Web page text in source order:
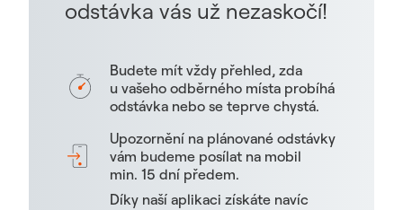
odstávka vás už nezaskočí!
Budete mít vždy přehled, zda
u vašeho odběrného místa probíhá
odstávka nebo se teprve chystá.
Upozornění na plánované odstávky
vám budeme posílat na mobil
min. 15 dní předem.
Díky naší aplikaci získáte navíc